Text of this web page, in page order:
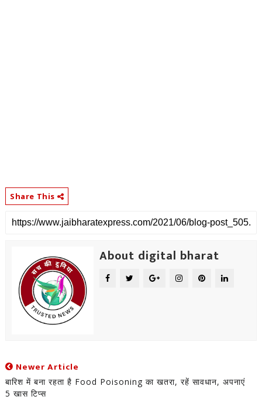
Share This
About digital bharat
Newer Article
बारिश में बना रहता है Food Poisoning का खतरा, रहें सावधान, अपनाएं
5 खास टिप्स